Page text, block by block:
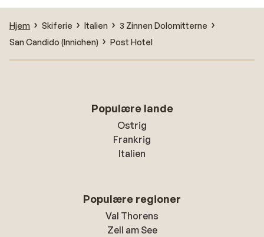
Hjem Skiferie Italien
3 Zinnen Dolomitterne
San Candido (Innichen)
Post Hotel
Populære lande
Ostrig
Frankrig
Italien
Populære regioner
Val Thorens
Zell am See